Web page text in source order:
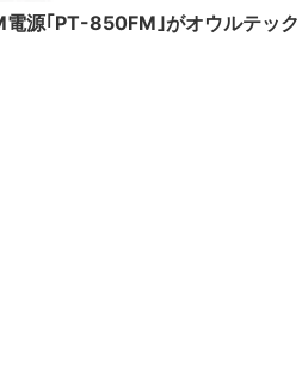
電源｢PT-850FM｣がオウルテック